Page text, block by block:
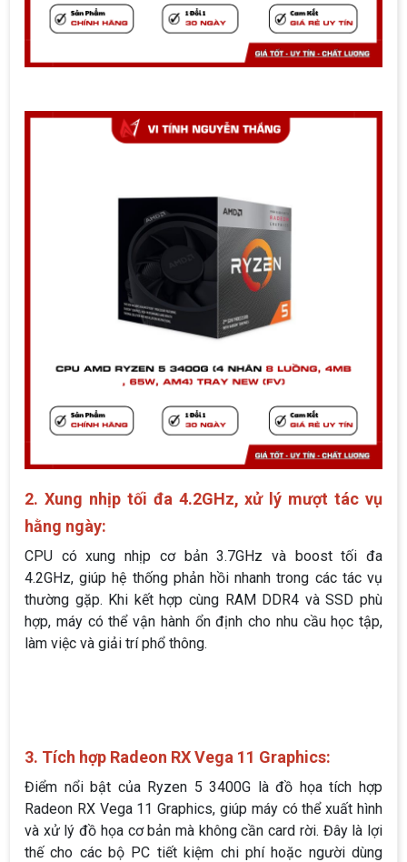
2. Xung nhịp tối đa 4.2GHz, xử lý mượt tác vụ
hằng ngày:
CPU có xung nhịp cơ bản 3.7GHz và boost tối đa
4.2GHz, giúp hệ thống phản hồi nhanh trong các tác vụ
thường gặp. Khi kết hợp cùng RAM DDR4 và SSD phù
hợp, máy có thể vận hành ổn định cho nhu cầu học tập,
làm việc và giải trí phổ thông.
3. Tích hợp Radeon RX Vega 11 Graphics:
Điểm nổi bật của Ryzen 5 3400G là đồ họa tích hợp
Radeon RX Vega 11 Graphics, giúp máy có thể xuất hình
và xử lý đồ họa cơ bản mà không cần card rời. Đây là lợi
thế cho các bộ PC tiết kiệm chi phí hoặc người dùng